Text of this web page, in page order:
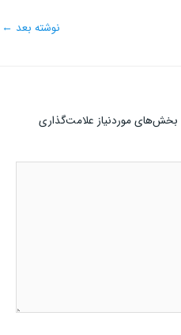
نوشته بعد ←
بخش‌های موردنیاز علامت‌گذاری